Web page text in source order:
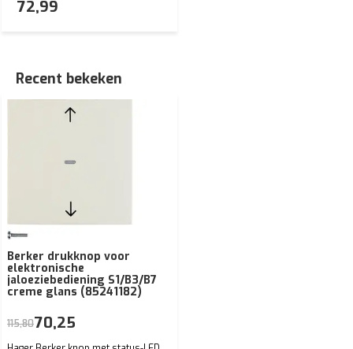
72,99
Recent bekeken
Berker drukknop voor
elektronische
jaloeziebediening S1/B3/B7
creme glans (85241182)
115,8070,25